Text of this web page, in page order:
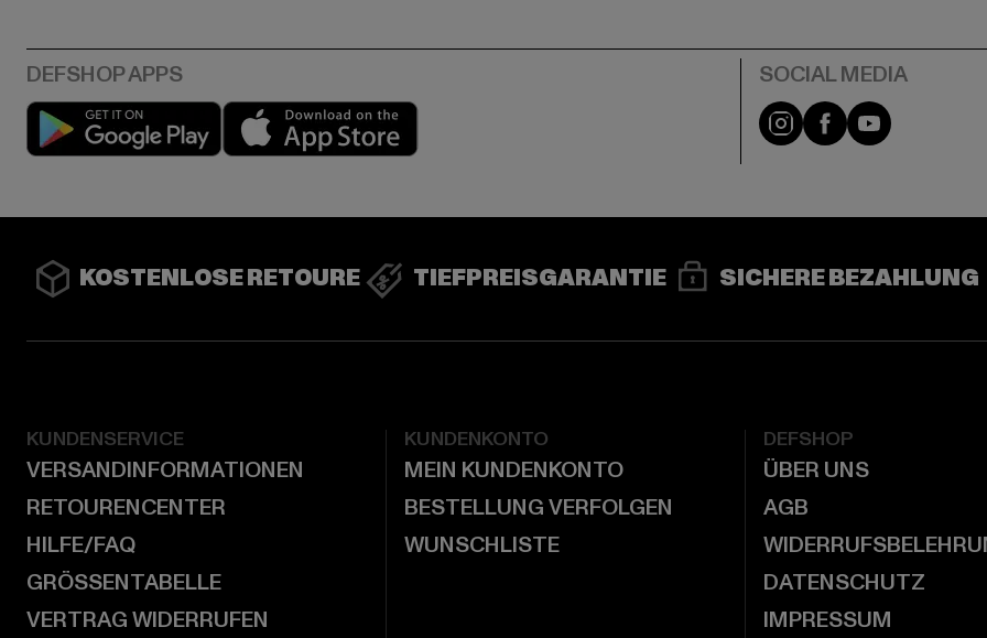
Play market Instagram
FacebookYouTube
KOSTENLOSE RETOURE TIEFPREISGARANTIE SICHERE BEZAHLUNG
KUNDENSERVICE
VERSANDINFORMATIONEN
RETOURENCENTER
HILFE/FAQ
GRÖSSENTABELLE
VERTRAG WIDERRUFEN
KUNDENKONTO
MEIN KUNDENKONTO
BESTELLUNG VERFOLGEN
WUNSCHLISTE
DEFSHOP
ÜBER UNS
AGB
DATENSCHUTZ
IMPRESSUM